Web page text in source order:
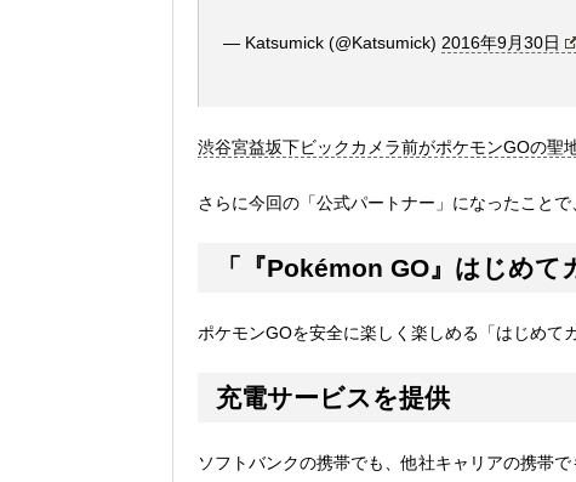
— Katsumick (@Katsumick) 2016年9月30日
渋谷宮益坂下ビックカメラ前がポケモンGOの聖
さらに今回の「公式パートナー」になったこと
「『Pokémon GO』はじめて
ポケモンGOを安全に楽しく楽しめる「はじめて
充電サービスを提供
ソフトバンクの携帯でも、他社キャリアの携帯